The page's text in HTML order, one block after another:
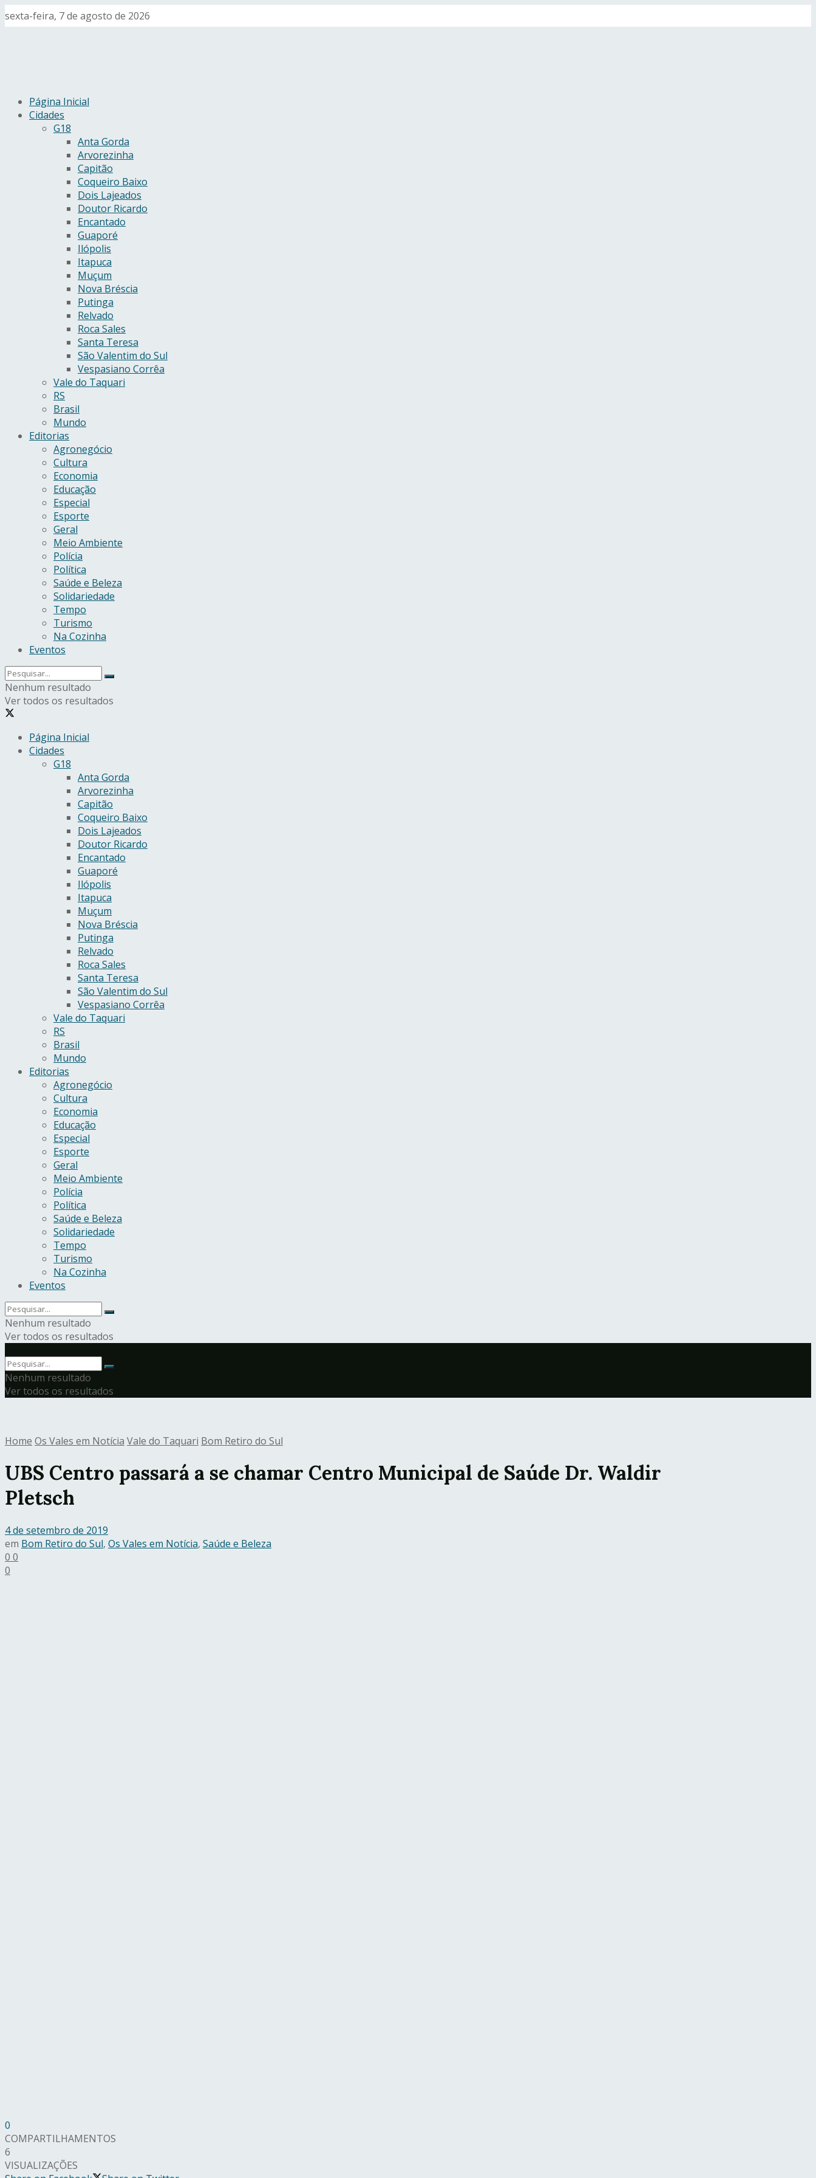
sexta-feira, 7 de agosto de 2026
Página Inicial
Cidades
G18
Anta Gorda
Arvorezinha
Capitão
Coqueiro Baixo
Dois Lajeados
Doutor Ricardo
Encantado
Guaporé
Ilópolis
Itapuca
Muçum
Nova Bréscia
Putinga
Relvado
Roca Sales
Santa Teresa
São Valentim do Sul
Vespasiano Corrêa
Vale do Taquari
RS
Brasil
Mundo
Editorias
Agronegócio
Cultura
Economia
Educação
Especial
Esporte
Geral
Meio Ambiente
Polícia
Política
Saúde e Beleza
Solidariedade
Tempo
Turismo
Na Cozinha
Eventos
Nenhum resultado
Ver todos os resultados
Página Inicial
Cidades
G18
Anta Gorda
Arvorezinha
Capitão
Coqueiro Baixo
Dois Lajeados
Doutor Ricardo
Encantado
Guaporé
Ilópolis
Itapuca
Muçum
Nova Bréscia
Putinga
Relvado
Roca Sales
Santa Teresa
São Valentim do Sul
Vespasiano Corrêa
Vale do Taquari
RS
Brasil
Mundo
Editorias
Agronegócio
Cultura
Economia
Educação
Especial
Esporte
Geral
Meio Ambiente
Polícia
Política
Saúde e Beleza
Solidariedade
Tempo
Turismo
Na Cozinha
Eventos
Nenhum resultado
Ver todos os resultados
Nenhum resultado
Ver todos os resultados
Home Os Vales em Notícia Vale do Taquari Bom Retiro do Sul
UBS Centro passará a se chamar Centro Municipal de Saúde Dr. Waldir
Pletsch
4 de setembro de 2019
em Bom Retiro do Sul, Os Vales em Notícia, Saúde e Beleza
0 0
0
0
COMPARTILHAMENTOS
6
VISUALIZAÇÕES